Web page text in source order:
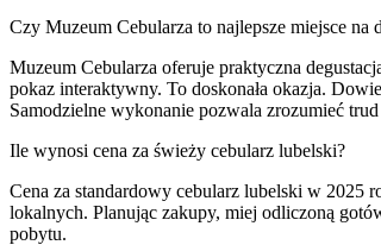
Czy Muzeum Cebularza to najlepsze miejsce na
Muzeum Cebularza oferuje praktyczna
pokaz interaktywny. To doskonała okazja.
Samodzielne wykonanie pozwala zrozumieć trud
Ile wynosi cena za świeży cebularz lubelski?
Cena za standardowy cebularz lubelski w 2025
lokalnych. Planując zakupy, miej odliczoną
pobytu.